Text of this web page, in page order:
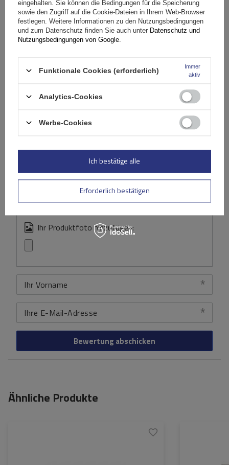
Stelle eine Frage
Bewertungen
Ihre Bewertung schreiben
Inhalt Ihrer Bewertung
Ihr Produktfoto hinzufügen:
Ihr Vorname
Ihre E-Mail-Adresse
Bewertung abschicken
Ähnliche Produkte
eingehalten. Sie können die Bedingungen für die Speicherung
sowie den Zugriff auf die Cookie-Dateien in Ihrem Web-Browser
festlegen. Weitere Informationen zu den Nutzungsbedingungen
und zum Datenschutz finden Sie auch unter Datenschutz und
Nutzungsbedingungen von Google
Funktionale Cookies (erforderlich)
Immer
aktiv
Analytics-Cookies
Werbe-Cookies
Erforderlich bestätigen
Ich bestätige alle